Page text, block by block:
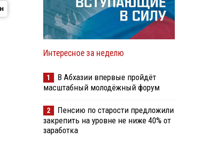
Интересное за неделю
1
В Абхазии впервые пройдёт
масштабный молодёжный форум
2
Пенсию по старости предложили
закрепить на уровне не ниже 40% от
заработка